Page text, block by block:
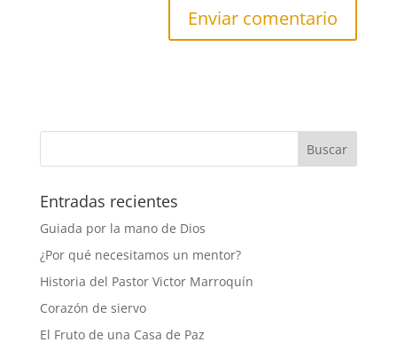
Entradas recientes
Guiada por la mano de Dios
¿Por qué necesitamos un mentor?
Historia del Pastor Victor Marroquín
Corazón de siervo
El Fruto de una Casa de Paz